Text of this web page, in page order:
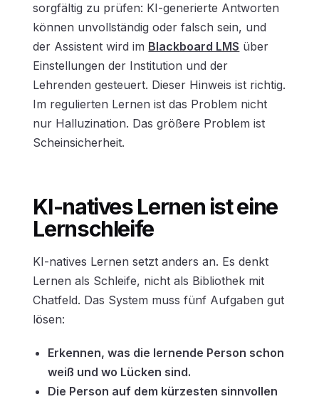
sorgfältig zu prüfen: KI-generierte Antworten
können unvollständig oder falsch sein, und
der Assistent wird im Blackboard LMS über
Einstellungen der Institution und der
Lehrenden gesteuert. Dieser Hinweis ist richtig.
Im regulierten Lernen ist das Problem nicht
nur Halluzination. Das größere Problem ist
Scheinsicherheit.
KI-natives Lernen ist eine
Lernschleife
KI-natives Lernen setzt anders an. Es denkt
Lernen als Schleife, nicht als Bibliothek mit
Chatfeld. Das System muss fünf Aufgaben gut
lösen:
Erkennen, was die lernende Person schon
weiß und wo Lücken sind.
Die Person auf dem kürzesten sinnvollen